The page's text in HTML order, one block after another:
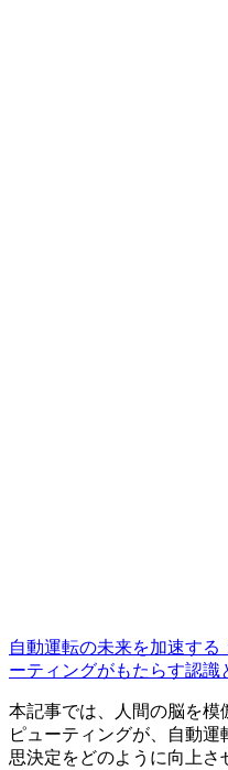
自動運転の未来を加速する
ーティングがもたらす認識
本記事では、人間の脳を模
ピューティングが、自動
思決定をどのように向上